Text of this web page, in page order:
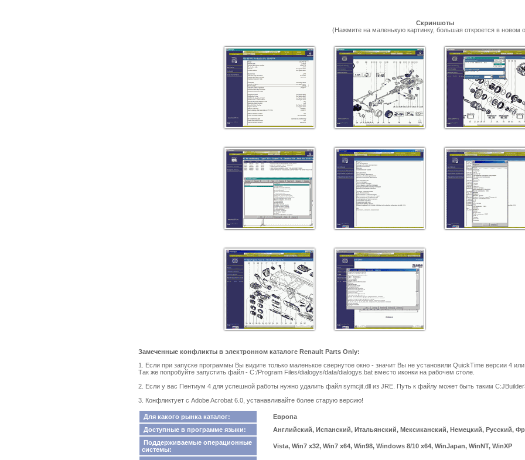
Скриншоты
(Нажмите на маленькую картинку, большая откроется в новом
Замеченные конфликты в электронном каталоге Renault Parts Only:
1. Если при запуске программы Вы видите только маленькое свернутое окно - значит Вы не установили QuickTime версии 4
Так же попробуйте запустить файл - C:/Program Files/dialogys/data/dialogys.bat вместо иконки на рабочем столе.
2. Если у вас Пентиум 4 для успешной работы нужно удалить файл symcjit.dll из JRE. Путь к файлу может быть таким
3. Конфликтует с Adobe Acrobat 6.0, устанавливайте более старую версию!
Для какого рынка каталог:
Европа
Доступные в программе языки:
Английский, Испанский, Итальянский, Мексиканский, Немецкий, Русский,
Поддерживаемые операционные
системы:
Vista, Win7 x32, Win7 x64, Win98, Windows 8/10 x64, WinJapan, WinNT, WinXP